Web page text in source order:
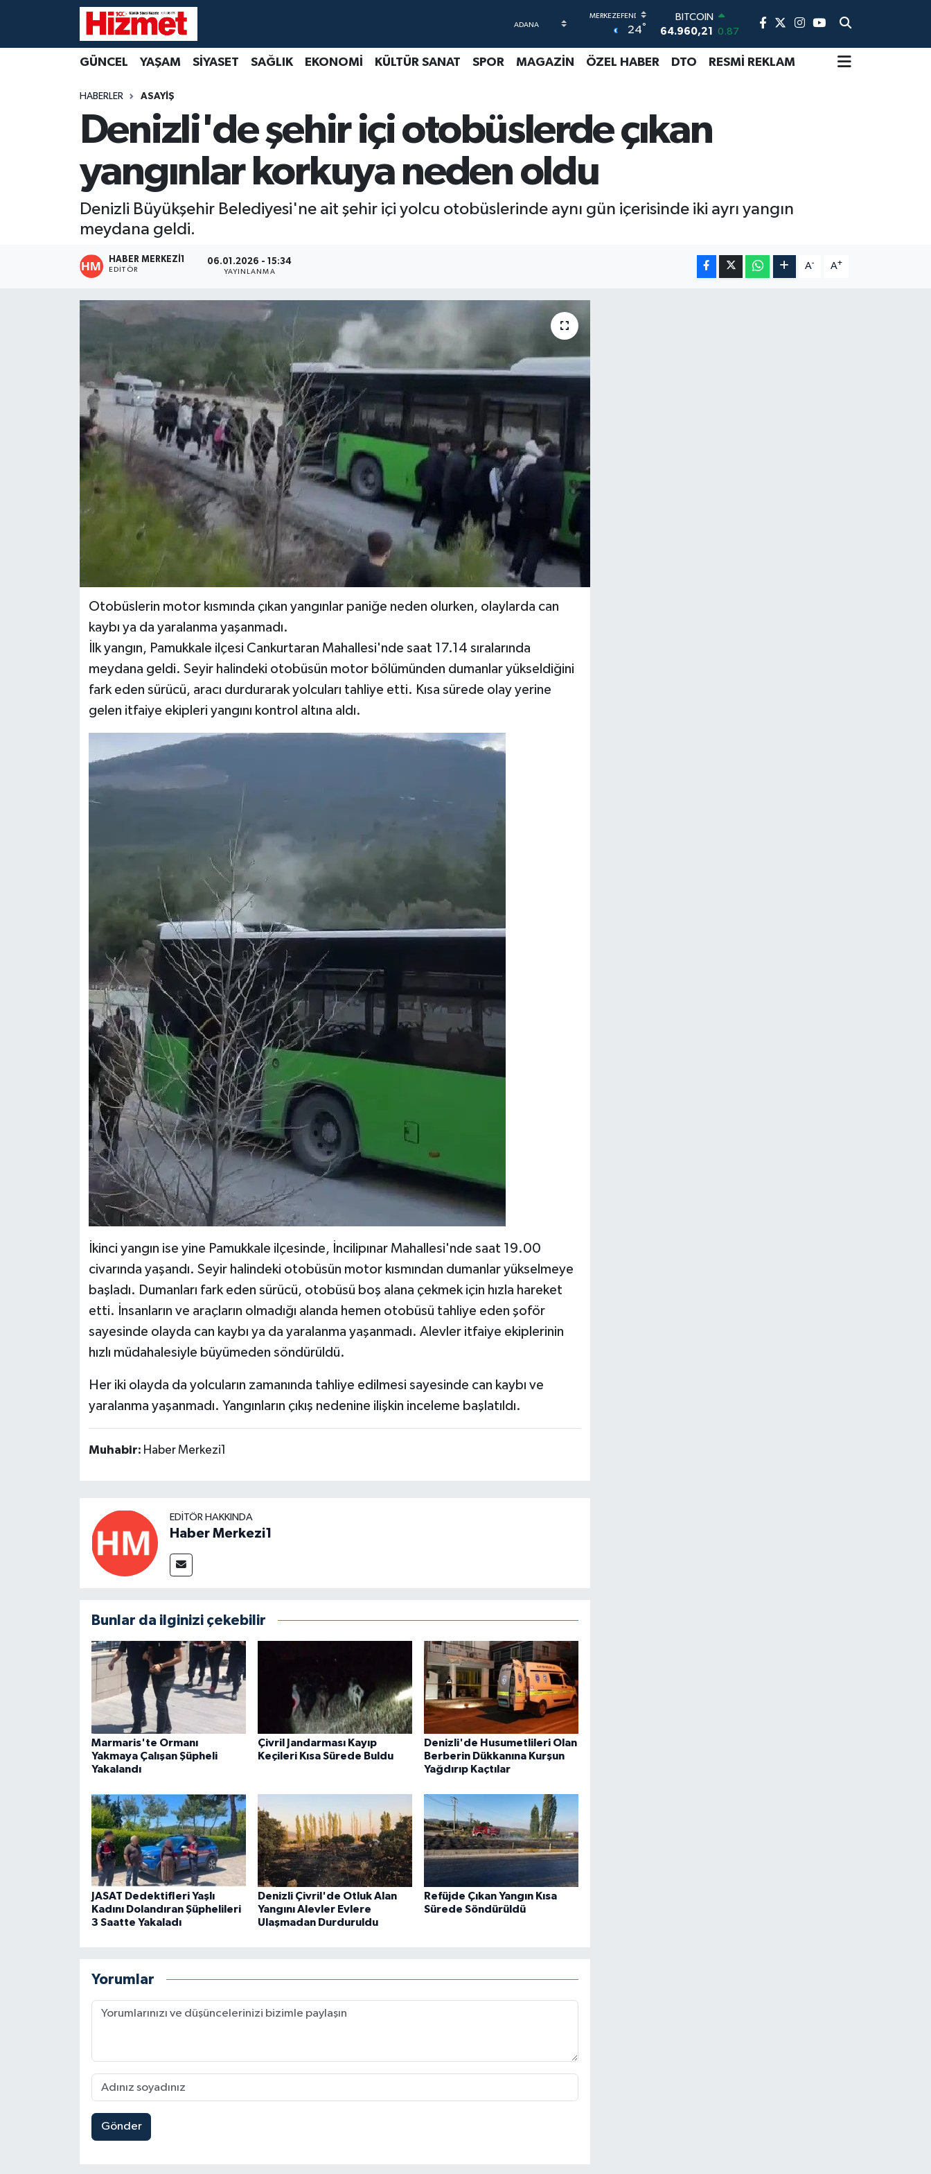
24°
64.960,21 0.87
DOLAR
EURO
6648.99
BİST100
GÜNCEL YAŞAM SİYASET SAĞLIK EKONOMİ KÜLTÜR SANAT SPOR MAGAZİN ÖZEL HABER DTO RESMİ REKLAM
HABERLER ASAYİŞ
Denizli'de şehir içi otobüslerde çıkan
yangınlar korkuya neden oldu
Denizli Büyükşehir Belediyesi'ne ait şehir içi yolcu otobüslerinde aynı gün içerisinde iki ayrı yangın
meydana geldi.
HABER MERKEZI1
EDITÖR
06.01.2026 - 15:34
YAYINLANMA
A- A+
Otobüslerin motor kısmında çıkan yangınlar paniğe neden olurken, olaylarda can
kaybı ya da yaralanma yaşanmadı.
İlk yangın, Pamukkale ilçesi Cankurtaran Mahallesi'nde saat 17.14 sıralarında
meydana geldi. Seyir halindeki otobüsün motor bölümünden dumanlar yükseldiğini
fark eden sürücü, aracı durdurarak yolcuları tahliye etti. Kısa sürede olay yerine
gelen itfaiye ekipleri yangını kontrol altına aldı.
İkinci yangın ise yine Pamukkale ilçesinde, İncilipınar Mahallesi'nde saat 19.00
civarında yaşandı. Seyir halindeki otobüsün motor kısmından dumanlar yükselmeye
başladı. Dumanları fark eden sürücü, otobüsü boş alana çekmek için hızla hareket
etti. İnsanların ve araçların olmadığı alanda hemen otobüsü tahliye eden şoför
sayesinde olayda can kaybı ya da yaralanma yaşanmadı. Alevler itfaiye ekiplerinin
hızlı müdahalesiyle büyümeden söndürüldü.
Her iki olayda da yolcuların zamanında tahliye edilmesi sayesinde can kaybı ve
yaralanma yaşanmadı. Yangınların çıkış nedenine ilişkin inceleme başlatıldı.
Muhabir: Haber Merkezi1
EDITÖR HAKKINDA
Haber Merkezi1
Bunlar da ilginizi çekebilir
Marmaris'te Ormanı
Yakmaya Çalışan Şüpheli
Yakalandı
Çivril Jandarması Kayıp
Keçileri Kısa Sürede Buldu
Denizli'de Husumetlileri Olan
Berberin Dükkanına Kurşun
Yağdırıp Kaçtılar
JASAT Dedektifleri Yaşlı
Kadını Dolandıran Şüphelileri
3 Saatte Yakaladı
Denizli Çivril'de Otluk Alan
Yangını Alevler Evlere
Ulaşmadan Durduruldu
Refüjde Çıkan Yangın Kısa
Sürede Söndürüldü
Yorumlar
Gönder
EKONOMİ
KÜLTÜR SANAT
MAGAZİN
RESMİ REKLAM
Denizli Nöbetçi Eczaneler
Denizli Trafik Yoğunluk Haritası
Süper Lig Puan Durumu ve Fikstür
Tüm Manşetler
Son Dakika Haberleri
Haber Arşivi